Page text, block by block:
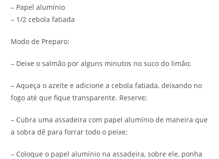
– Papel alumínio
– 1/2 cebola fatiada
Modo de Preparo:
– Deixe o salmão por alguns minutos no suco do limão;
– Aqueça o azeite e adicione a cebola fatiada, deixando no
fogo até que fique transparente. Reserve;
– Cubra uma assadeira com papel alumínio de maneira que
a sobra dê para forrar todo o peixe;
– Coloque o papel alumínio na assadeira, sobre ele, ponha